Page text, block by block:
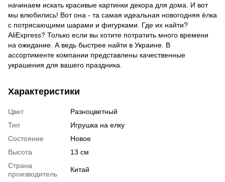
начинаем искать красивые картинки декора для дома. И вот
мы влюбились! Вот она - та самая идеальная новогодняя ёлка
с потрясающими шарами и фигурками. Где их найти?
AliExpress? Только если вы хотите потратить много времени
на ожидание. А ведь быстрее найти в Украине. В
ассортименте компании представлены качественные
украшения для вашего праздника.
Характеристики
Цвет
Разноцветный
Тип
Игрушка на елку
Состояние
Новое
Высота
13 см
Страна
производитель
Китай